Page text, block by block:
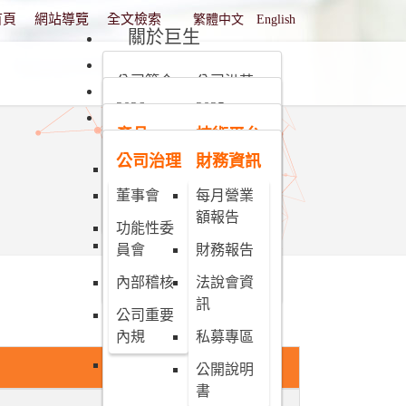
網站導覽 全文檢索 選擇你的語言
繁體中文 English
關於巨生
公司簡介 公司沿革
人專區
人才招募
2026 2025
2022 2021
2020 2019
2018
產品
現階段產
品開發進
MPB-1514
血治療之
針劑型鐵
劑新藥
MPB-1523
技術平台
奈米微粒
技術平台
奈米微胞
技術平台
公司治理
董事會
功能性委
員會
內部稽核
公司重要
內規
財務資訊
每月營業
額報告
財務報告
法說會資
訊
私募專區
公開說明
書